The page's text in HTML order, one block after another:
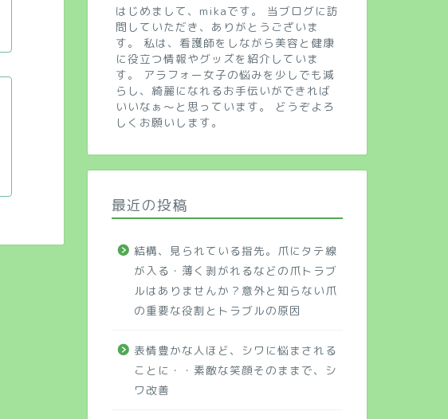
はじめまして、mikaです。 当ブログに訪
問していただき、ありがとうございま
す。 私は、看護師をしながら美容と健康
に役立つ情報やグッズを紹介していま
す。 アラフォー女子の悩みを少しでも減
らし、綺麗になれるお手伝いができれば
いいなぁ～と思っています。 どうぞよろ
しくお願いします。
最近の投稿
結構、見られている指先。爪にタテ線
が入る・薄く剥がれるなどの爪トラブ
ルはありませんか？意外と知らない爪
の重要な役割とトラブルの原因
表情豊かな人ほど、シワに悩まされる
ことに・・素敵な笑顔そのままで、シ
ワ改善